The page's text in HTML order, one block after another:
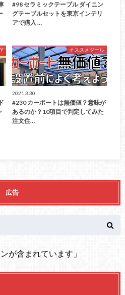
#98 セラミックテーブル ダイニン
グテーブルセットを東京インテリ
アで購入 …
オススメツール
2021.3.30
#230 カーポートは無価値？意味が
あるのか？10項目で判定してみた
注文住…
広告
が含まれています」